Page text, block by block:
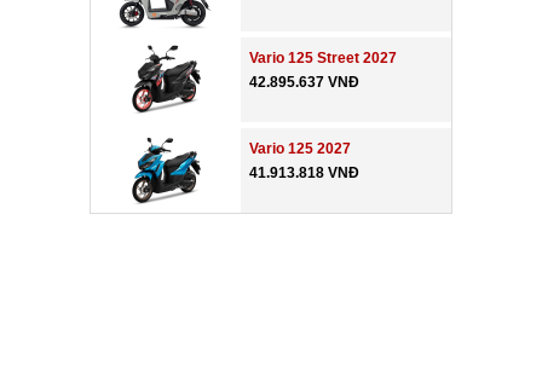
Vario 125 Street 2027
42.895.637 VNĐ
Vario 125 2027
41.913.818 VNĐ